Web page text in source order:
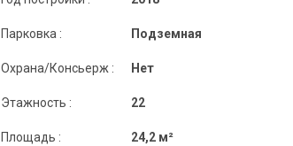
Парковка :
Охрана/Консьерж :
Этажность :
Площадь :
Подземная
Нет
22
24,2 м²